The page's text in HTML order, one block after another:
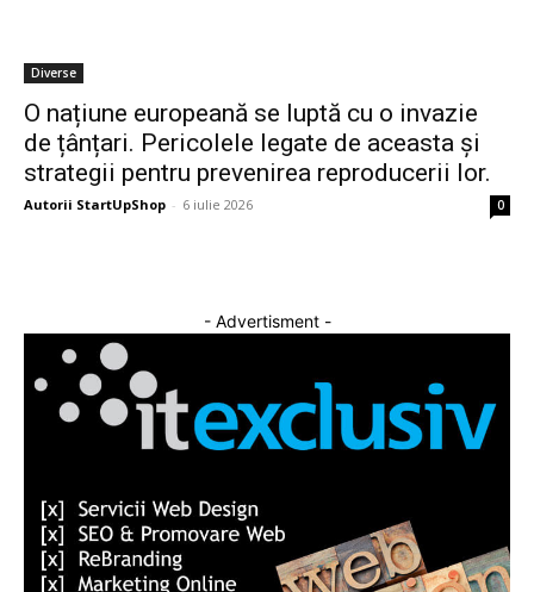
Diverse
O națiune europeană se luptă cu o invazie
de țânțari. Pericolele legate de aceasta și
strategii pentru prevenirea reproducerii lor.
Autorii StartUpShop - 6 iulie 2026 0
- Advertisment -